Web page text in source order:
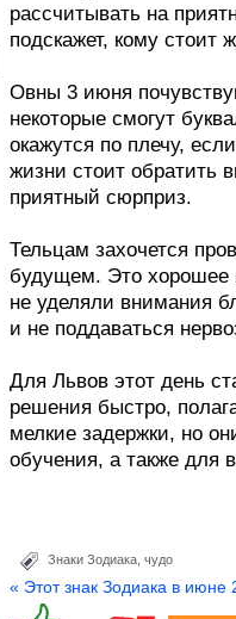
рассчитывать на
подскажет, кому стоит
Овны 3 июня
некоторые смогут
окажутся по плечу,
жизни стоит обратить
приятный сюрприз.
Тельцам захочется
будущем. Это хорошее
не уделяли внимания
и не поддаваться
Для Львов этот день
решения быстро,
мелкие задержки, но
обучения, а также для
Знаки Зодиака чудо
« Этот знак Зодиака в июне